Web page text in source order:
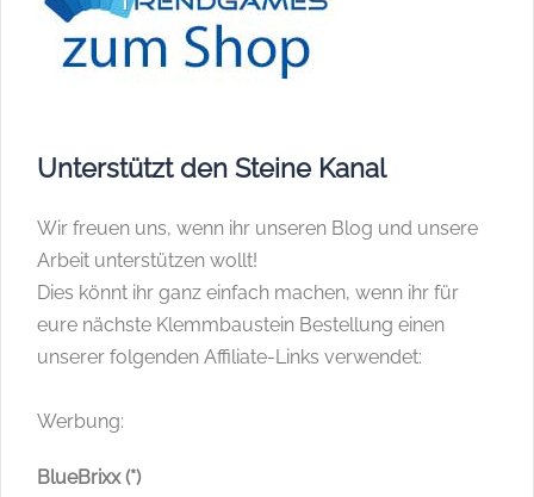
Unterstützt den Steine Kanal
Wir freuen uns, wenn ihr unseren Blog und unsere
Arbeit unterstützen wollt!
Dies könnt ihr ganz einfach machen, wenn ihr für
eure nächste Klemmbaustein Bestellung einen
unserer folgenden Affiliate-Links verwendet:
Werbung:
BlueBrixx (*)